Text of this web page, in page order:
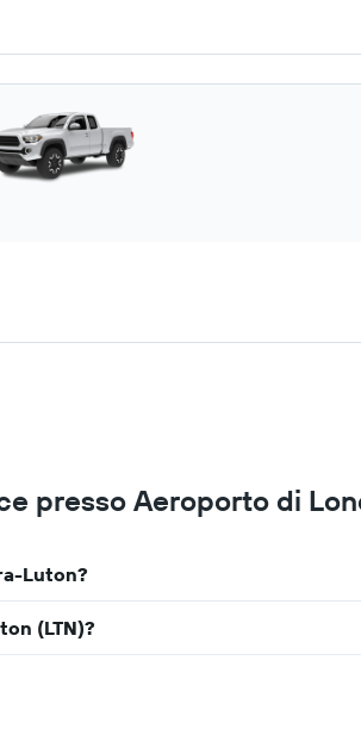
presso Aeroporto di
Luton?
(LTN)?